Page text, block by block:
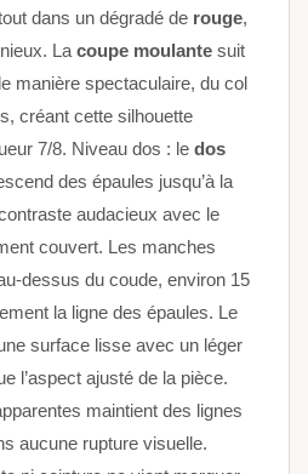
dans un dégradé de rouge,
La coupe moulante suit
manière spectaculaire, du col
créant cette silhouette
7/8. Niveau dos : le dos
des épaules jusqu’à la
audacieux avec le
couvert. Les manches
dessus du coude, environ 15
la ligne des épaules. Le
surface lisse avec un léger
l’aspect ajusté de la pièce.
maintient des lignes
aucune rupture visuelle.